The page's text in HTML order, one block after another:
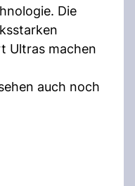
Die
Ultras machen
auch noch